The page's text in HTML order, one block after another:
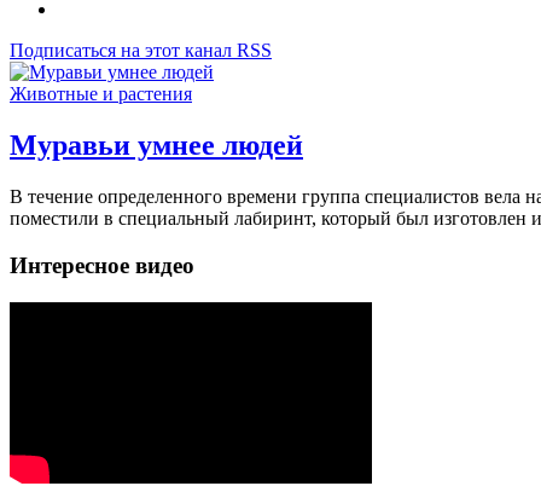
Подписаться на этот канал RSS
Животные и растения
Муравьи умнее людей
В течение определенного времени группа специалистов вела
поместили в специальный лабиринт, который был изготовлен
Интересное видео